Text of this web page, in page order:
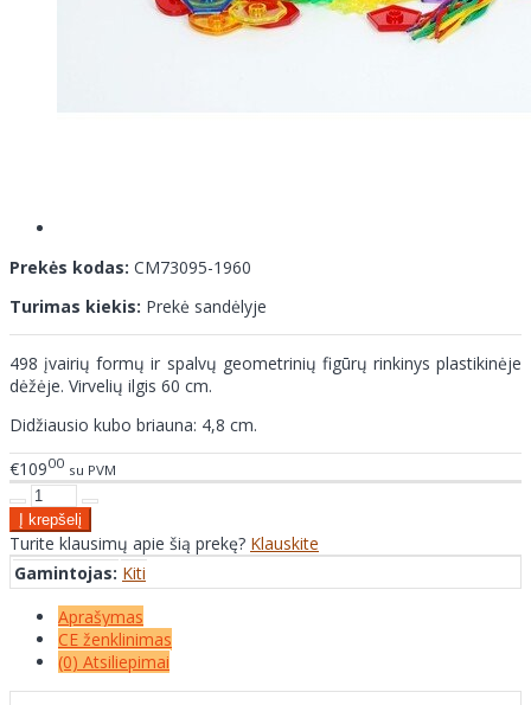
Prekės kodas: CM73095-1960
Turimas kiekis: Prekė sandėlyje
498 įvairių formų ir spalvų geometrinių figūrų rinkinys plastikinėje
dėžėje. Virvelių ilgis 60 cm.
Didžiausio kubo briauna: 4,8 cm.
€10900 su PVM
Turite klausimų apie šią prekę? Klauskite
Gamintojas: Kiti
Aprašymas
CE ženklinimas
(0) Atsiliepimai